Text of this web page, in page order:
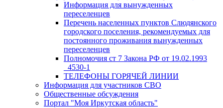
Информация для вынужденных
переселенцев
Перечень населенных пунктов Слюдянского
городского поселения, рекомендуемых для
постоянного проживания вынужденных
переселенцев
Полномочия ст 7 Закона РФ от 19.02.1993
_4530-1
ТЕЛЕФОНЫ ГОРЯЧЕЙ ЛИНИИ
Информация для участников СВО
Общественные обсуждения
Портал "Моя Иркутская область"